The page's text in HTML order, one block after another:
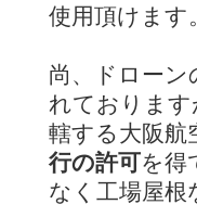
使用頂けます
尚、ドローン
れております
轄する大阪航
行の許可を得
なく工場屋根